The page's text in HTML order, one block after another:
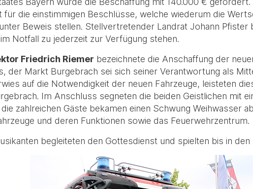
für die einstimmigen Beschlüsse, welche wiederum die
Beweis stellen. Stellvertretender Landrat Johann
Notfall zu jederzeit zur Verfügung stehen.
Friedrich Riemer bezeichnete die Anschaffung der
der Markt Burgebrach sei sich seiner Verantwortung als
auf die Notwendigkeit der neuen Fahrzeuge, leisteten
Im Anschluss segneten die beiden Geistlichen mit
zahlreichen Gäste bekamen einen Schwung Weihwasser
und deren Funktionen sowie das Feuerwehrzentrum.
begleiteten den Gottesdienst und spielten bis in